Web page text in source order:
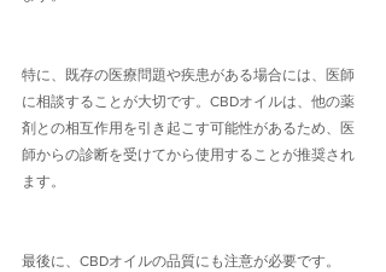
特に、既存の医療問題や疾患がある場合には、医師
に相談することが大切です。CBDオイルは、他の薬
剤との相互作用を引き起こす可能性があるため、医
師からの診断を受けてから使用することが推奨され
ます。
最後に、CBDオイルの品質にも注意が必要です。